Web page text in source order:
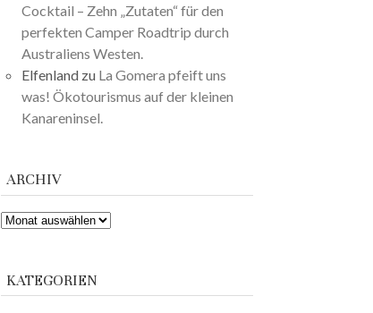
Cocktail – Zehn „Zutaten“ für den
perfekten Camper Roadtrip durch
Australiens Westen.
Elfenland zu La Gomera pfeift uns
was! Ökotourismus auf der kleinen
Kanareninsel.
ARCHIV
ARCHIV
KATEGORIEN